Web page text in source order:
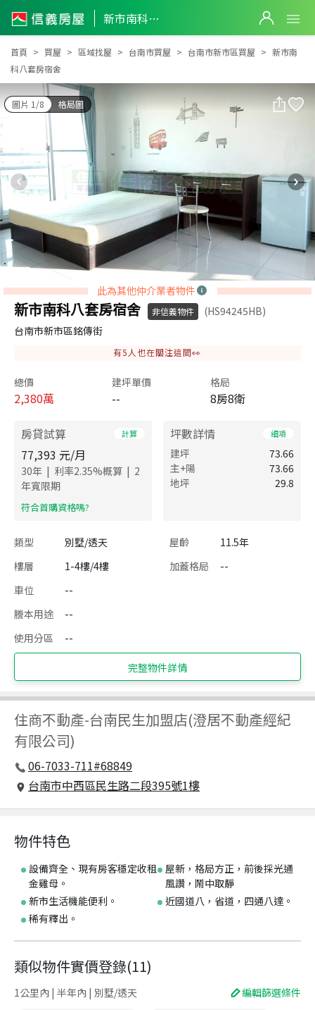
新市南科八套房宿舍
新市南科八套房宿舍
首頁 買屋 區域找屋 台南市買屋 台南市新市區買屋
新市南
科八套房宿舍
圖片 1/8 格局圖
此為其他仲介業者物件
新市南科八套房宿舍 非信義物件
(HS94245HB)
台南市新市區銘傳街
有5 人也在關注這間👀
總價
2,380萬
建坪單價
--
格局
8房8衛
房貸試算 計算
77,393 元/月
30年 | 利率2.35%概算 | 2
年寬限期
​符合首購資格嗎?
坪數詳情 細項
建坪
73.66
主+陽
73.66
地坪
29.8
類型 別墅/透天 屋齡
11.5年
樓層
1-4樓/4樓 加蓋格局
--
車位
--
謄本用途
--
使用分區
--
完整物件詳情
住商不動產-台南民生加盟店(澄居不動產經紀
有限公司)
06-7033-711#68849
台南市中西區民生路二段395號1樓
物件特色
設備齊全、現有房客穩定收租
金雞母。
屋新，格局方正，前後採光通
風讚，鬧中取靜
新市生活機能便利。
近國道八，省道，四通八達。
稀有釋出。
類似物件實價登錄(11)
1公里內 | 半年內 | 別墅/透天 編輯篩選條件